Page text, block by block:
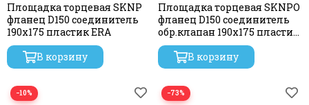
Площадка торцевая SKNP
фланец D150 соединитель
190x175 пластик ERA
В корзину
Площадка торцевая SKNPO
фланец D150 соединитель
обр.клапан 190x175 пластик
ERA
В корзину
−10% −73%